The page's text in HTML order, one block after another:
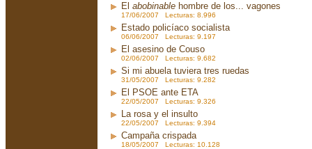
El abobinable hombre de los... vagones
17/06/2007 Lecturas: 8.996
Estado policíaco socialista
06/06/2007 Lecturas: 9.197
El asesino de Couso
02/06/2007 Lecturas: 9.682
Si mi abuela tuviera tres ruedas
31/05/2007 Lecturas: 9.282
El PSOE ante ETA
22/05/2007 Lecturas: 9.326
La rosa y el insulto
22/05/2007 Lecturas: 9.394
Campaña crispada
18/05/2007 Lecturas: 10.128